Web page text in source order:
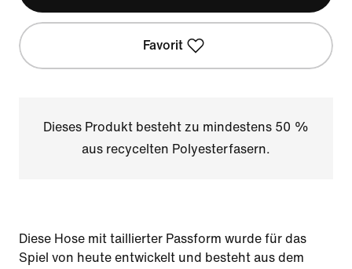
Favorit
Dieses Produkt besteht zu mindestens 50 %
aus recycelten Polyesterfasern.
Diese Hose mit taillierter Passform wurde für das
Spiel von heute entwickelt und besteht aus dem